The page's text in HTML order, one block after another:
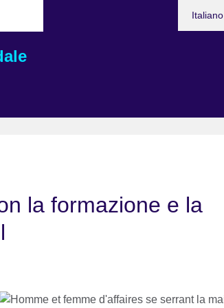
Italiano
la formazione e la